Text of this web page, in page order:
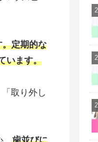
定期的な
います。
取り外し
歯並びに